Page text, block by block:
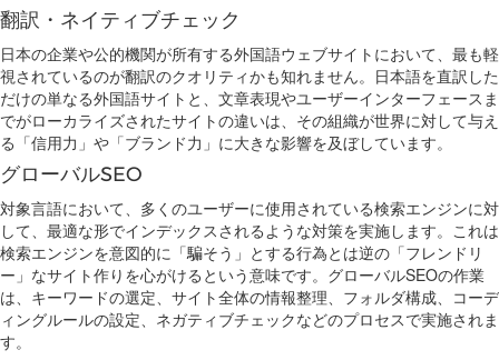
翻訳・ネイティブチェック
日本の企業や公的機関が所有する外国語ウェブサイトにおいて、最も軽
視されているのが翻訳のクオリティかも知れません。日本語を直訳した
だけの単なる外国語サイトと、文章表現やユーザーインターフェースま
でがローカライズされたサイトの違いは、その組織が世界に対して与え
る「信用力」や「ブランド力」に大きな影響を及ぼしています。
グローバルSEO
対象言語において、多くのユーザーに使用されている検索エンジンに対
して、最適な形でインデックスされるような対策を実施します。これは
検索エンジンを意図的に「騙そう」とする行為とは逆の「フレンドリ
ー」なサイト作りを心がけるという意味です。グローバルSEOの作業
は、キーワードの選定、サイト全体の情報整理、フォルダ構成、コーデ
ィングルールの設定、ネガティブチェックなどのプロセスで実施されま
す。